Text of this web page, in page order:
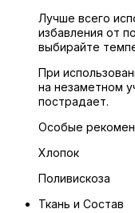
Лучше всего
избавления от
выбирайте
При
на незаметном
пострадает.
Особые
Хлопок
Поливискоза
Ткань и Состав